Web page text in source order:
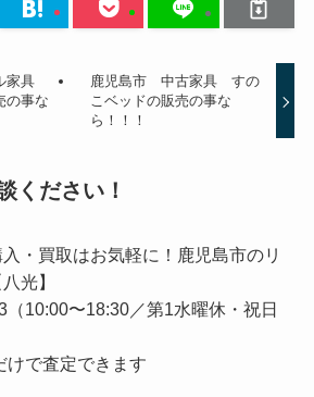
家具
の事な
鹿児島市 中古家具 すの
こベッドの販売の事な
ら！！！
ください！
・買取はお気軽に！鹿児島市のリ
光】
（10:00〜18:30／第1水曜休・祝日
けで査定できます